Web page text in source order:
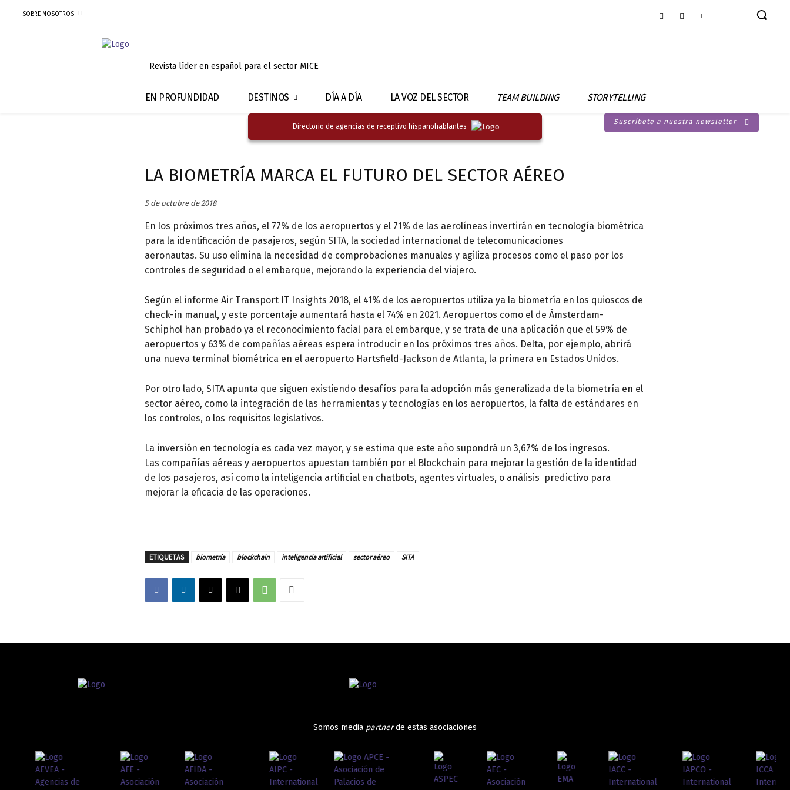
SOBRE NOSOTROS
Revista líder en español para el sector MICE
EN PROFUNDIDAD DESTINOS DÍA A DÍA LA VOZ DEL SECTOR TEAM BUILDING STORYTELLING
Directorio de agencias de receptivo hispanohablantes
Suscríbete a nuestra newsletter
LA BIOMETRÍA MARCA EL FUTURO DEL SECTOR AÉREO
5 de octubre de 2018
En los próximos tres años, el 77% de los aeropuertos y el 71% de las aerolíneas invertirán en tecnología biométrica
para la identificación de pasajeros, según SITA, la sociedad internacional de telecomunicaciones
aeronautas. Su uso elimina la necesidad de comprobaciones manuales y agiliza procesos como el paso por los
controles de seguridad o el embarque, mejorando la experiencia del viajero.
Según el informe Air Transport IT Insights 2018, el 41% de los aeropuertos utiliza ya la biometría en los quioscos de
check-in manual, y este porcentaje aumentará hasta el 74% en 2021. Aeropuertos como el de Ámsterdam-
Schiphol han probado ya el reconocimiento facial para el embarque, y se trata de una aplicación que el 59% de
aeropuertos y 63% de compañías aéreas espera introducir en los próximos tres años. Delta, por ejemplo, abrirá
una nueva terminal biométrica en el aeropuerto Hartsfield-Jackson de Atlanta, la primera en Estados Unidos.
Por otro lado, SITA apunta que siguen existiendo desafíos para la adopción más generalizada de la biometría en el
sector aéreo, como la integración de las herramientas y tecnologías en los aeropuertos, la falta de estándares en
los controles, o los requisitos legislativos.
La inversión en tecnología es cada vez mayor, y se estima que este año supondrá un 3,67% de los ingresos.
Las compañías aéreas y aeropuertos apuestan también por el Blockchain para mejorar la gestión de la identidad
de los pasajeros, así como la inteligencia artificial en chatbots, agentes virtuales, o análisis predictivo para
mejorar la eficacia de las operaciones.
ETIQUETAS biometría blockchain inteligencia artificial sector aéreo SITA
Somos media partnerde estas asociaciones